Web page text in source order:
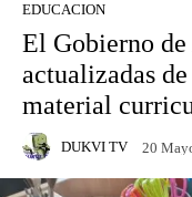
EDUCACION
El Gobierno de
actualizadas
material
DUKVI TV 20